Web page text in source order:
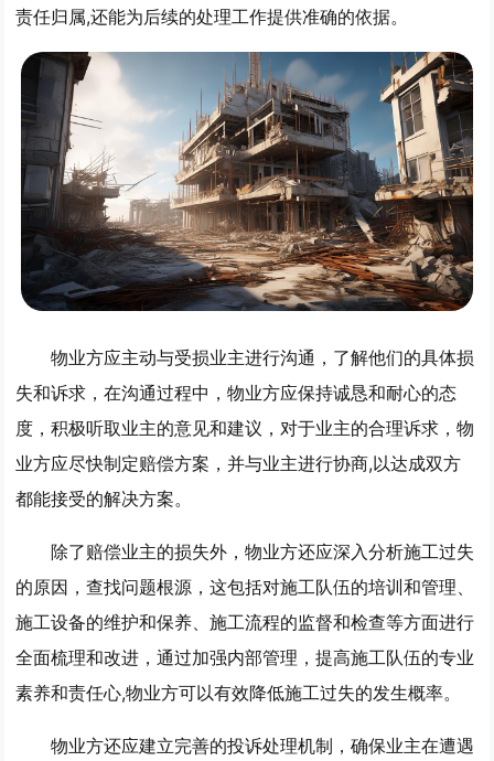
责任归属,还能为后续的处理工作提供准确的依据。
物业方应主动与受损业主进行沟通，了解他们的具体损
失和诉求，在沟通过程中，物业方应保持诚恳和耐心的态
度，积极听取业主的意见和建议，对于业主的合理诉求，物
业方应尽快制定赔偿方案，并与业主进行协商,以达成双方
都能接受的解决方案。
除了赔偿业主的损失外，物业方还应深入分析施工过失
的原因，查找问题根源，这包括对施工队伍的培训和管理、
施工设备的维护和保养、施工流程的监督和检查等方面进行
全面梳理和改进，通过加强内部管理，提高施工队伍的专业
素养和责任心,物业方可以有效降低施工过失的发生概率。
物业方还应建立完善的投诉处理机制，确保业主在遭遇